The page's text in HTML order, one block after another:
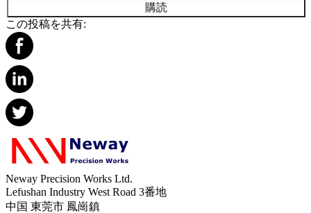
購読
この投稿を共有:
Neway Precision Works Ltd.
Lefushan Industry West Road 3番地
中国 東莞市 鳳崗鎮